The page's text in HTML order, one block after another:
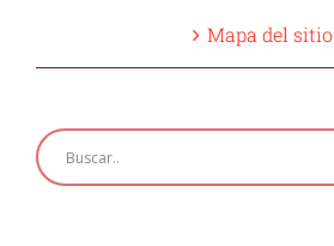
Mapa del sitio